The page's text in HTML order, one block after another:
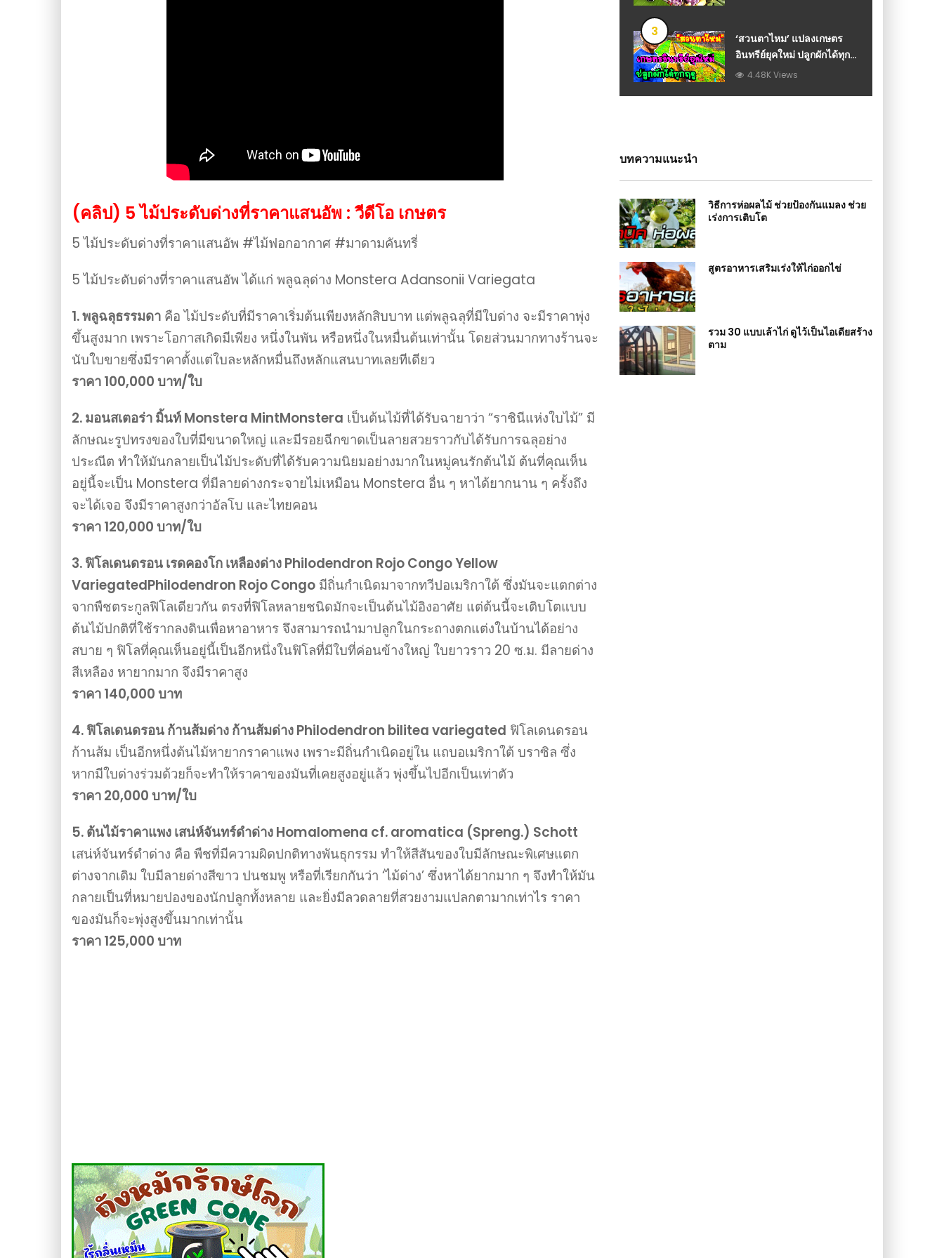
(คลิป) 5​ ไม้ประดับด่างที่ราคาแสนอัพ : วีดีโอ เกษตร
5​ ไม้ประดับด่างที่ราคาแสนอัพ #ไม้ฟอกอากาศ #มาดามคันทรี่
5 ไม้ประดับด่างที่ราคาแสนอัพได้แก่ พลูฉลุด่าง Monstera Adansonii Variegata
1. พลูฉลุธรรมดา คือ ไม้ประดับที่มีราคาเริ่มต้นเพียงหลักสิบบาท แต่พลูฉลุที่มีใบด่าง จะมีราคาพุ่ง
ขึ้นสูงมาก เพราะโอกาสเกิดมีเพียง หนึ่งในพัน หรือหนึ่งในหมื่นต้นเท่านั้น โดยส่วนมากทางร้านจะ
นับใบขายซึ่งมีราคาตั้งแต่ใบละหลักหมื่นถึงหลักแสนบาทเลยทีเดียว
ราคา 100,000 บาท/ใบ
2. มอนสเตอร่า มิ้นท์ Monstera MintMonstera เป็นต้นไม้ที่ได้รับฉายาว่า “ราชินีแห่งใบไม้” มี
ลักษณะรูปทรงของใบที่มีขนาดใหญ่ และมีรอยฉีกขาดเป็นลายสวยราวกับได้รับการฉลุอย่าง
ประณีต ทำให้มันกลายเป็นไม้ประดับที่ได้รับความนิยมอย่างมากในหมู่คนรักต้นไม้ ต้นที่คุณเห็น
อยู่นี้จะเป็น Monstera ที่มีลายด่างกระจายไม่เหมือน Monstera อื่น ๆ หาได้ยากนาน ๆ ครั้งถึง
จะได้เจอ จึงมีราคาสูงกว่าอัลโบ และไทยคอน
ราคา 120,000 บาท/ใบ
3. ฟิโลเดนดรอน เรดคองโก เหลืองด่าง Philodendron Rojo Congo Yellow
VariegatedPhilodendron Rojo Congo มีถิ่นกำเนิดมาจากทวีปอเมริกาใต้ ซึ่งมันจะแตกต่าง
จากพืชตระกูลฟิโลเดียวกัน ตรงที่ฟิโลหลายชนิดมักจะเป็นต้นไม้อิงอาศัย แต่ต้นนี้จะเติบโตแบบ
ต้นไม้ปกติที่ใช้รากลงดินเพื่อหาอาหาร จึงสามารถนำมาปลูกในกระถางตกแต่งในบ้านได้อย่าง
สบาย ๆ ฟิโลที่คุณเห็นอยู่นี้เป็นอีกหนึ่งในฟิโลที่มีใบที่ค่อนข้างใหญ่ ใบยาวราว 20 ซ.ม. มีลายด่าง
สีเหลือง หายากมาก จึงมีราคาสูง
ราคา 140,000 บาท
4. ฟิโลเดนดรอน ก้านส้มด่าง ก้านส้มด่าง Philodendron bilitea variegated ฟิโลเดนดรอน
ก้านส้ม เป็นอีกหนึ่งต้นไม้หายากราคาแพง เพราะมีถิ่นกำเนิดอยู่ใน แถบอเมริกาใต้ บราซิล ซึ่ง
หากมีใบด่างร่วมด้วยก็จะทำให้ราคาของมันที่เคยสูงอยู่แล้ว พุ่งขึ้นไปอีกเป็นเท่าตัว
ราคา 20,000 บาท/ใบ
5. ต้นไม้ราคาแพง เสน่ห์จันทร์ดำด่าง Homalomena cf. aromatica (Spreng.) Schott
เสน่ห์จันทร์ดำด่าง คือ พืชที่มีความผิดปกติทางพันธุกรรม ทำให้สีสันของใบมีลักษณะพิเศษแตก
ต่างจากเดิม ใบมีลายด่างสีขาว ปนชมพู หรือที่เรียกกันว่า ‘ไม้ด่าง’ ซึ่งหาได้ยากมาก ๆ จึงทำให้มัน
กลายเป็นที่หมายปองของนักปลูกทั้งหลาย และยิ่งมีลวดลายที่สวยงามแปลกตามากเท่าไร ราคา
ของมันก็จะพุ่งสูงขึ้นมากเท่านั้น
ราคา 125,000 บาท
3
‘สวนตาไหม’ แปลงเกษตร
อินทรีย์ยุคใหม่ ปลูกผักได้ทุก
ฤดู มีรายได้ 4-5 ร้อยทุกวัน
4.48K Views
บทความแนะนำ
วิธีการห่อผลไม้ ช่วยป้องกันแมลง ช่วย
เร่งการเติบโต
สูตรอาหารเสริมเร่งให้ไก่ออกไข่
รวม 30 แบบเล้าไก่ ดูไว้เป็นไอเดียสร้าง
ตาม